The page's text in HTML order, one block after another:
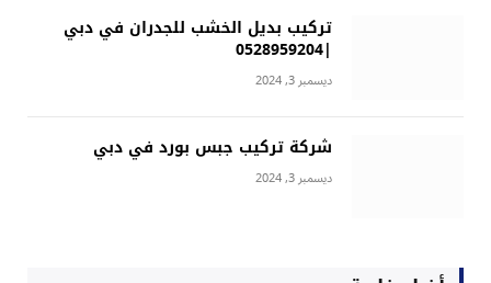
تركيب بديل الخشب للجدران في دبي
|0528959204
ديسمبر 3, 2024
شركة تركيب جبس بورد في دبي
ديسمبر 3, 2024